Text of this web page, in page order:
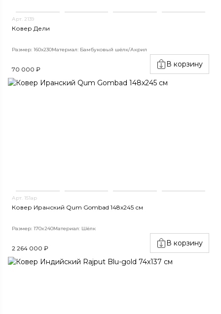
Арт. 2139
Ковер Дели
Размер: 160х230Материал: Бамбуковый шёлк/Акрил
70 000 ₽
В корзину
Арт. 151ар
Ковер Иранский Qum Gombad 148x245 см
Размер: 170x240Материал: Шёлк
2 264 000 ₽
В корзину